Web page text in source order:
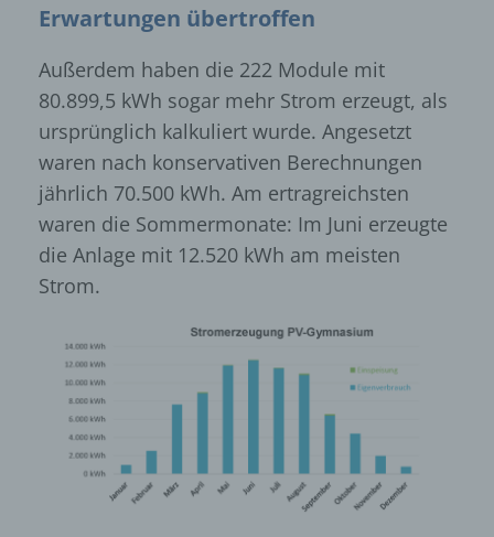
Erwartungen übertroffen
Außerdem haben die 222 Module mit
80.899,5 kWh sogar mehr Strom erzeugt, als
ursprünglich kalkuliert wurde. Angesetzt
waren nach konservativen Berechnungen
jährlich 70.500 kWh. Am ertragreichsten
waren die Sommermonate: Im Juni erzeugte
die Anlage mit 12.520 kWh am meisten
Strom.